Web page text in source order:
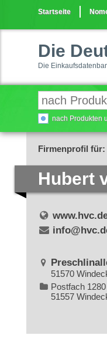
Startseite
Die
Die
nach Produkten
Firmenprofil für:
Hubert
51570
Postfach 1280
51557